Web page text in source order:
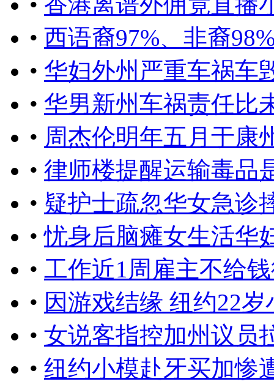
• 西语裔97%、非裔
• 华妇外州严重车祸车
• 华男新州车祸责任比
• 周杰伦明年五月于康
• 律师楼提醒运输毒品
• 疑护士疏忽华女急诊
•忧身后脑瘫女生活华
• 工作近1周雇主不给
• 因游戏结缘 纽约22
• 女说客指控加州议员
• 纽约小模赴牙买加